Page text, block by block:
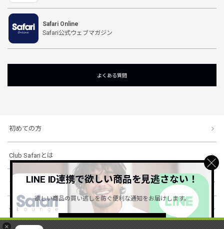
×
Safari Online
Safari公式ウェブマガジン
よくある質問
初めての方
Club Safariとは
ショッピングガイド
会社概要・規約
LINE ID連携で欲しい商品を見逃さない！
欲しい商品の買い逃しを防ぐ便利な通知をお届けします。
詳しくはこちら ＞